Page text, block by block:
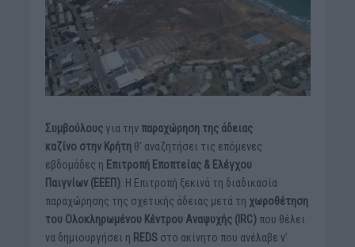
Συμβούλουςγια την παραχώρηση της άδειας
καζίνο στην Κρήτηθ’ αναζητήσει τις επόμενες
εβδομάδες η Επιτροπή Εποπτείας & Ελέγχου
Παιγνίων (ΕΕΕΠ). Η Επιτροπή ξεκινά τη διαδικασία
παραχώρησης της σχετικής άδειας μετά τη χωροθέτηση
του Ολοκληρωμένου Κέντρου Αναψυχής (IRC)που θέλει
να δημιουργήσει η REDSστο ακίνητο που ανέλαβε ν’